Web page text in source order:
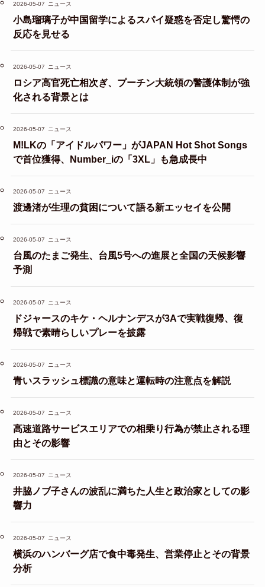
2026-05-07 ニュース
小島瑠璃子が中国留学によるスパイ疑惑を否定し驚愕の
反応を見せる
2026-05-07 ニュース
ロシア高官死亡相次ぎ、プーチン大統領の警護体制が強
化される背景とは
2026-05-07 ニュース
M!LKの「アイドルパワー」がJAPAN Hot Shot Songs
で首位獲得、Number_iの「3XL」も急成長中
2026-05-07 ニュース
渡邊渚が生理の貧困について語る新エッセイを公開
2026-05-07 ニュース
台風のたまご発生、台風5号への進展と全国の天候影響
予測
2026-05-07 ニュース
ドジャースのキケ・ヘルナンデスが3Aで実戦復帰、復
帰戦で素晴らしいプレーを披露
2026-05-07 ニュース
青いスラッシュ標識の意味と運転時の注意点を解説
2026-05-07 ニュース
高速道路サービスエリアでの相乗り行為が禁止される理
由とその影響
2026-05-07 ニュース
井脇ノブ子さんの波乱に満ちた人生と政治家としての影
響力
2026-05-07 ニュース
横浜のハンバーグ店で食中毒発生、営業停止とその背景
分析